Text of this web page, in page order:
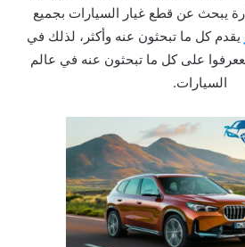
يبحث عن قطع غيار السيارات بجميع
يقدم كل ما تبحثون عنه وأكثر، لذلك في
على كل ما تبحثون عنه في عالم
السيارات.